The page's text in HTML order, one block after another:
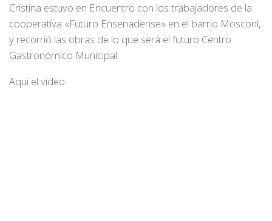
Cristina estuvo en Encuentro con los trabajadores de la
cooperativa «Futuro Ensenadense» en el barrio Mosconi,
y recorrió las obras de lo que será el futuro Centro
Gastronómico Municipal.
Aquí el video: